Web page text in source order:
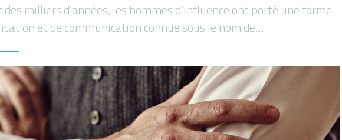
des milliers d’années, les hommes d’influence ont porté une forme
et de communication connue sous le nom de…